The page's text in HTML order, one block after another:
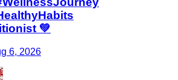
💚
6, 2026